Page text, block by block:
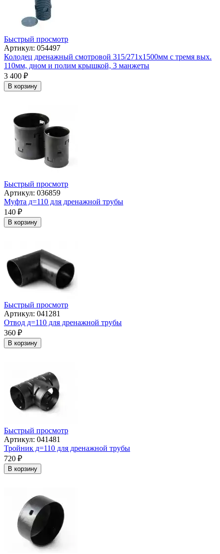
Быстрый просмотр
Артикул: 054497
Колодец дренажный смотровой 315/271х1500мм с тремя вых.
110мм, дном и полим крышкой, 3 манжеты
3 400 ₽
В корзину
Быстрый просмотр
Артикул: 036859
Муфта д=110 для дренажной трубы
140 ₽
В корзину
Быстрый просмотр
Артикул: 041281
Отвод д=110 для дренажной трубы
360 ₽
В корзину
Быстрый просмотр
Артикул: 041481
Тройник д=110 для дренажной трубы
720 ₽
В корзину